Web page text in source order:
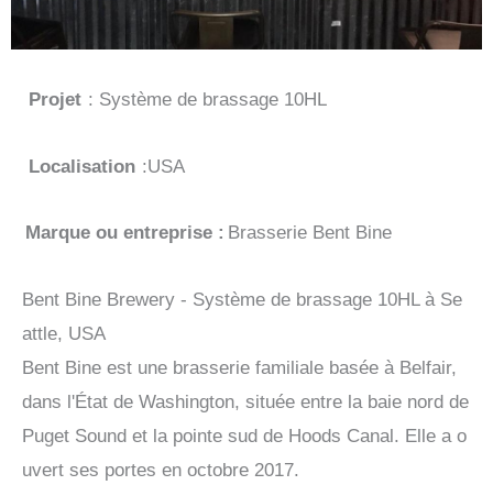
Projet : Système de brassage 10HL
Localisation :USA
Marque ou entreprise : Brasserie Bent Bine
Bent Bine Brewery - Système de brassage 10HL à Se
attle, USA
Bent Bine est une brasserie familiale basée à Belfair,
dans l'État de Washington, située entre la baie nord de
Puget Sound et la pointe sud de Hoods Canal. Elle a o
uvert ses portes en octobre 2017.